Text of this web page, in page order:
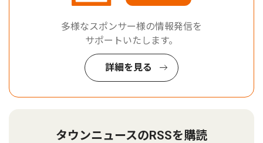
多様なスポンサー様の情報発信を
サポートいたします。
詳細を見る
タウンニュースのRSSを購読